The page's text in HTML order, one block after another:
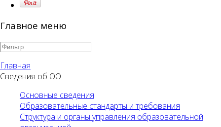
Главное меню
Главная
Сведения об ОО
Основные сведения
Образовательные стандарты и требования
Структура и органы управления образовательной